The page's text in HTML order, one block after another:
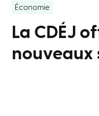
Économie
La CDÉJ
nouveaux